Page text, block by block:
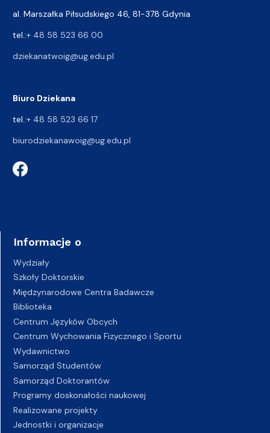
al. Marszałka Piłsudskiego 46, 81-378 Gdynia
tel.:+ 48 58 523 66 00
dziekanatwoig@ug.edu.pl
Biuro Dziekana
tel.:+ 48 58 523 66 17
biurodziekanawoig@ug.edu.pl
Informacje o
Wydziały
Szkoły Doktorskie
Międzynarodowe Centra Badawcze
Biblioteka
Centrum Języków Obcych
Centrum Wychowania Fizycznego i Sportu
Wydawnictwo
Samorząd Studentów
Samorząd Doktorantów
Programy doskonałości naukowej
Realizowane projekty
Jednostki i organizacje